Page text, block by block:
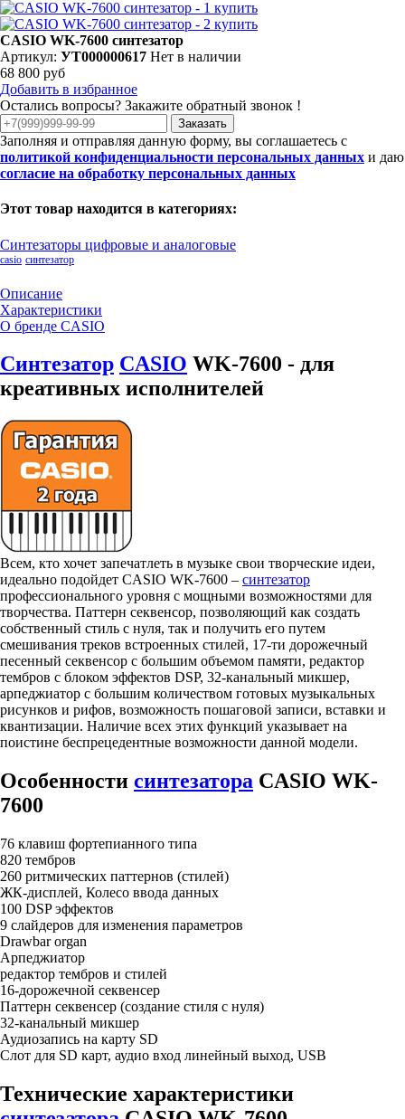
CASIO WK-7600 синтезатор
Артикул: УТ000000617 Нет в наличии
68 800 руб
Добавить в избранное
Остались вопросы? Закажите обратный звонок !
Заказать
Заполняя и отправляя данную форму, вы соглашаетесь с
политикой конфиденциальности персональных данных и даю
согласие на обработку персональных данных
Этот товар находится в категориях:
Синтезаторы цифровые и аналоговые
casio синтезатор
Описание
Характеристики
О бренде CASIO
Синтезатор CASIO WK-7600 - для
креативных исполнителей
Всем, кто хочет запечатлеть в музыке свои творческие идеи,
идеально подойдет CASIO WK-7600 – синтезатор
профессионального уровня с мощными возможностями для
творчества. Паттерн секвенсор, позволяющий как создать
собственный стиль с нуля, так и получить его путем
смешивания треков встроенных стилей, 17-ти дорожечный
песенный секвенсор с большим объемом памяти, редактор
тембров с блоком эффектов DSP, 32-канальный микшер,
арпеджиатор с большим количеством готовых музыкальных
рисунков и рифов, возможность пошаговой записи, вставки и
квантизации. Наличие всех этих функций указывает на
поистине беспрецедентные возможности данной модели.
Особенности синтезатора CASIO WK-
7600
76 клавиш фортепианного типа
820 тембров
260 ритмических паттернов (стилей)
ЖК-дисплей, Колесо ввода данных
100 DSP эффектов
9 слайдеров для изменения параметров
Drawbar organ
Арпеджиатор
редактор тембров и стилей
16-дорожечной секвенсер
Паттерн секвенсер (создание стиля с нуля)
32-канальный микшер
Аудиозапись на карту SD
Слот для SD карт, аудио вход линейный выход, USB
Технические характеристики